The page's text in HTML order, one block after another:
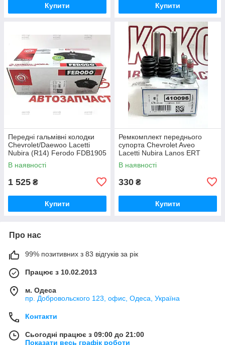
Купити Купити
Передні гальмівні колодки
Chevrolet/Daewoo Lacetti
Nubira (R14) Ferodo FDB1905
В наявності
1 525 ₴
Купити
Ремкомплект переднього
супорта Chevrolet Aveo
Lacetti Nubira Lanos ERT
410096
В наявності
330 ₴
Купити
Про нас
99% позитивних з 83 відгуків за рік
Працює з 10.02.2013
м. Одеса
пр. Добровольского 123, офис, Одеса, Україна
Контакти
Сьогодні працює з 09:00 до 21:00
Показати весь графік роботи